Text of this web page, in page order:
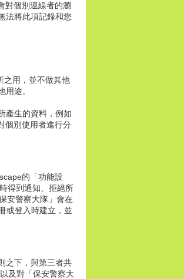
對個別連線者的瀏
法將此項記錄和您
之用，並不做其他
途。
產生的資料，例如
個別使用者進行分
的「功能設
得到通知、拒絕所
安警察大隊」會在
或登入時建立，並
之下，與第三者共
及對「保安警察大